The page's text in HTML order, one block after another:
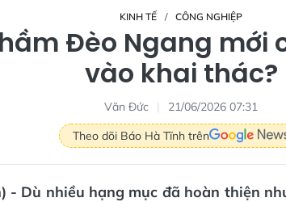
KINH TẾ CÔNG NGHIỆP
Đèo Ngang mới
vào khai thác?
Văn Đức
21/06/2026 07:31
Theo dõi Báo Hà Tĩnh trên
- Dù nhiều hạng mục đã hoàn thiện